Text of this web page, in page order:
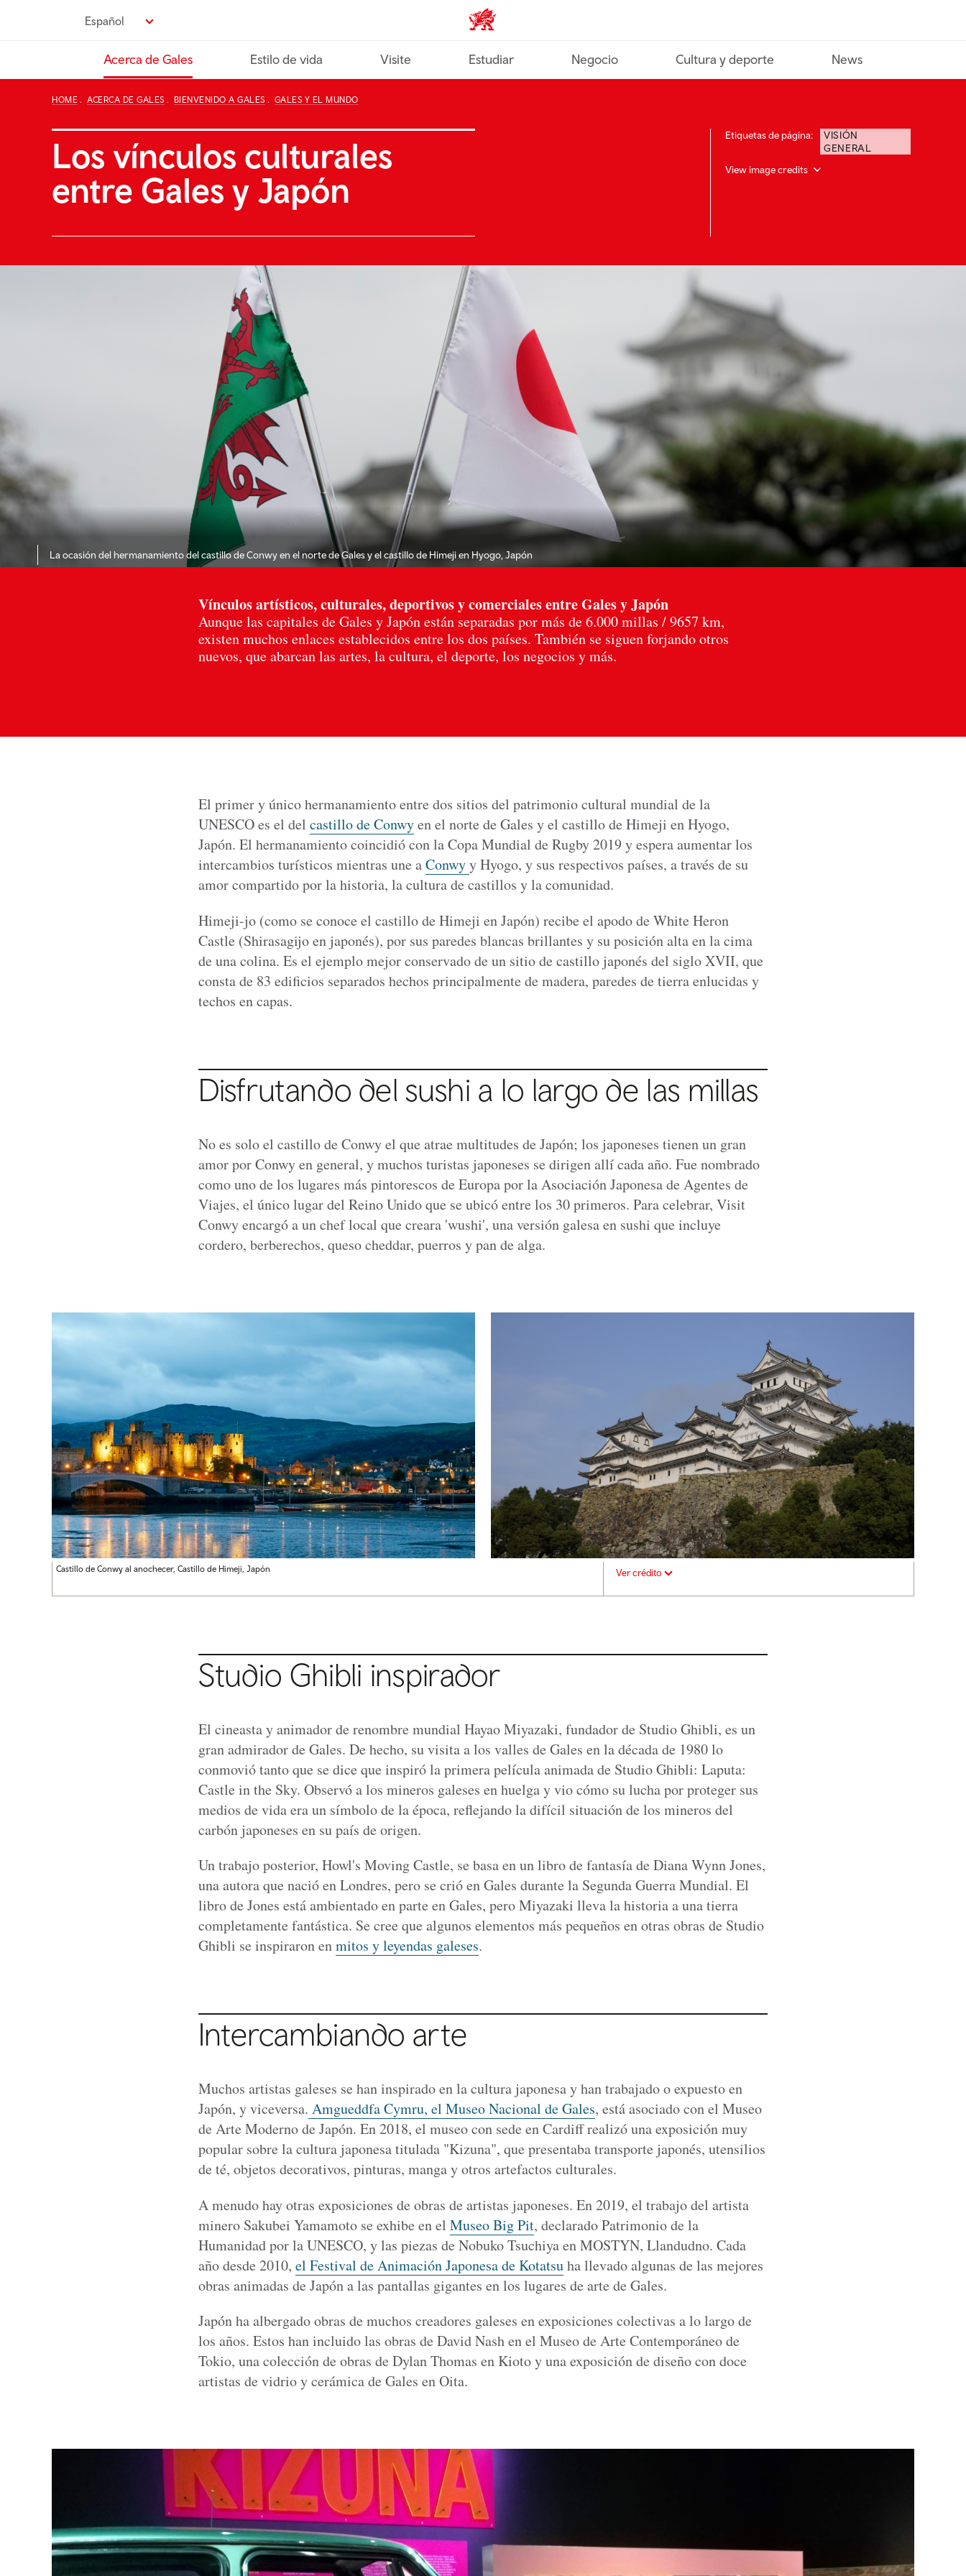
Español Wales home
Acerca de Gales Estilo de vida Visite Estudiar Negocio Cultura y deporte News
HOME ACERCA DE GALES BIENVENIDO A GALES GALES Y EL MUNDO
Los vínculos culturales
entre Gales y Japón
Etiquetas de página:
VISIÓN
GENERAL
View image credits
La ocasión del hermanamiento del castillo de Conwy en el norte de Gales y el castillo de Himeji en Hyogo, Japón
Vínculos artísticos, culturales, deportivos y comerciales entre Gales y Japón
Aunque las capitales de Gales y Japón están separadas por más de 6.000 millas / 9657 km,
existen muchos enlaces establecidos entre los dos países. También se siguen forjando otros
nuevos, que abarcan las artes, la cultura, el deporte, los negocios y más.
El primer y único hermanamiento entre dos sitios del patrimonio cultural mundial de la
UNESCO es el del castillo de Conwyen el norte de Gales y el castillo de Himeji en Hyogo,
Japón. El hermanamiento coincidió con la Copa Mundial de Rugby 2019 y espera aumentar los
intercambios turísticos mientras une aConwyy Hyogo, y sus respectivos países, a través de su
amor compartido por la historia, la cultura de castillos y la comunidad.
Himeji-jo (como se conoce el castillo de Himeji en Japón) recibe el apodo de White Heron
Castle (Shirasagijo en japonés), por sus paredes blancas brillantes y su posición alta en la cima
de una colina. Es el ejemplo mejor conservado de un sitio de castillo japonés del siglo XVII, que
consta de 83 edificios separados hechos principalmente de madera, paredes de tierra enlucidas y
techos en capas.
Disfrutando del sushi a lo largo de las millas
No es solo el castillo de Conwy el que atrae multitudes de Japón; los japoneses tienen un gran
amor por Conwy en general, y muchos turistas japoneses se dirigen allí cada año. Fue nombrado
como uno de los lugares más pintorescos de Europa por la Asociación Japonesa de Agentes de
Viajes, el único lugar del Reino Unido que se ubicó entre los 30 primeros. Para celebrar, Visit
Conwy encargó a un chef local que creara 'wushi', una versión galesa en sushi que incluye
cordero, berberechos, queso cheddar, puerros y pan de alga.
Castillo de Conwy al anochecer, Castillo de Himeji, Japón Ver crédito
Studio Ghibli inspirador
El cineasta y animador de renombre mundial Hayao Miyazaki, fundador de Studio Ghibli, es un
gran admirador de Gales. De hecho, su visita a los valles de Gales en la década de 1980 lo
conmovió tanto que se dice que inspiró la primera película animada de Studio Ghibli: Laputa:
Castle in the Sky. Observó a los mineros galeses en huelga y vio cómo su lucha por proteger sus
medios de vida era un símbolo de la época, reflejando la difícil situación de los mineros del
carbón japoneses en su país de origen.
Un trabajo posterior, Howl's Moving Castle, se basa en un libro de fantasía de Diana Wynn Jones,
una autora que nació en Londres, pero se crió en Gales durante la Segunda Guerra Mundial. El
libro de Jones está ambientado en parte en Gales, pero Miyazaki lleva la historia a una tierra
completamente fantástica. Se cree que algunos elementos más pequeños en otras obras de Studio
Ghibli se inspiraron enmitos y leyendas galeses.
Intercambiando arte
Muchos artistas galeses se han inspirado en la cultura japonesa y han trabajado o expuesto en
Japón, y viceversa. Amgueddfa Cymru, el Museo Nacional de Gales, está asociado con el Museo
de Arte Moderno de Japón. En 2018, el museo con sede en Cardiff realizó una exposición muy
popular sobre la cultura japonesa titulada "Kizuna", que presentaba transporte japonés, utensilios
de té, objetos decorativos, pinturas, manga y otros artefactos culturales.
A menudo hay otras exposiciones de obras de artistas japoneses. En 2019, el trabajo del artista
minero Sakubei Yamamoto se exhibe en el Museo Big Pit, declarado Patrimonio de la
Humanidad por la UNESCO, y las piezas de Nobuko Tsuchiya en MOSTYN, Llandudno. Cada
año desde 2010, el Festival de Animación Japonesa de Kotatsuha llevado algunas de las mejores
obras animadas de Japón a las pantallas gigantes en los lugares de arte de Gales.
Japón ha albergado obras de muchos creadores galeses en exposiciones colectivas a lo largo de
los años. Estos han incluido las obras de David Nash en el Museo de Arte Contemporáneo de
Tokio, una colección de obras de Dylan Thomas en Kioto y una exposición de diseño con doce
artistas de vidrio y cerámica de Gales en Oita.